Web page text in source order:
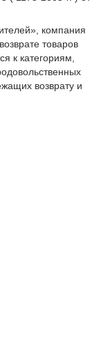
, компания
товаров
к категориям,
возврату и